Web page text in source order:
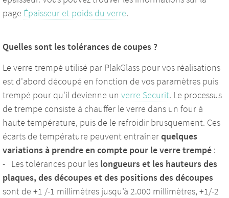
page Épaisseur et poids du verre.
Quelles sont les tolérances de coupes ?
Le verre trempé utilisé par PlakGlass pour vos réalisations
est d'abord découpé en fonction de vos paramètres puis
trempé pour qu'il devienne un verre Securit. Le processus
de trempe consiste à chauffer le verre dans un four à
haute température, puis de le refroidir brusquement. Ces
écarts de température peuvent entraînerquelques
variations à prendre en compte pour le verre trempé :
- Les tolérances pour les longueurs et les hauteurs des
plaques, des découpes et des positions des découpes
sont de +1 /-1 millimètres jusqu’à 2.000 millimètres, +1/-2